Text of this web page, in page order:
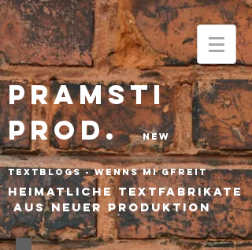
1549
Pramsti
PROD.New
textBlogs - wenns mi gfreit
heimatliche Textfabrikate
aus neuer Produktion